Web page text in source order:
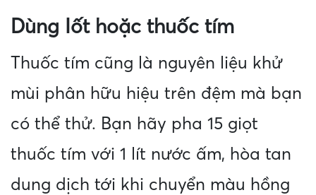
Dùng Iốt hoặc thuốc tím
Thuốc tím cũng là nguyên liệu khử
mùi phân hữu hiệu trên đệm mà bạn
có thể thử. Bạn hãy pha 15 giọt
thuốc tím với 1 lít nước ấm, hòa tan
dung dịch tới khi chuyển màu hồng